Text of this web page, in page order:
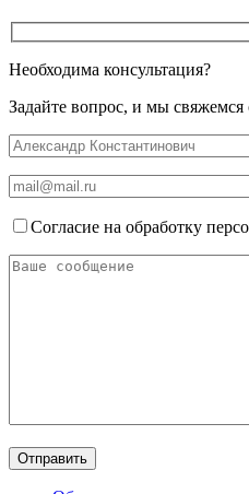
Необходима консультация?
Задайте вопрос, и мы
Согласие на обработку